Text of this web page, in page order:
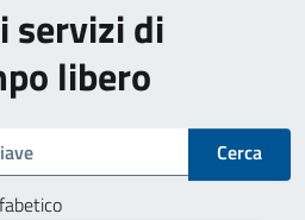
servizi di
libero
Cerca